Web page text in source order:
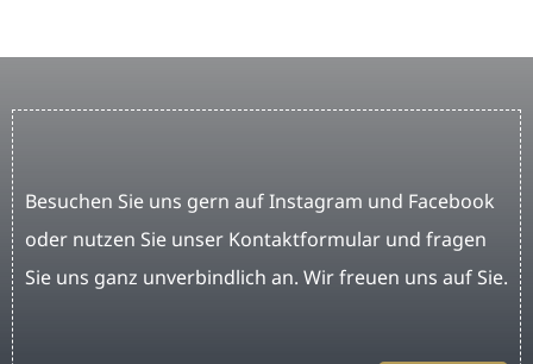
Besuchen Sie uns gern auf Instagram und Facebook
oder nutzen Sie unser Kontaktformular und fragen
Sie uns ganz unverbindlich an. Wir freuen uns auf Sie.